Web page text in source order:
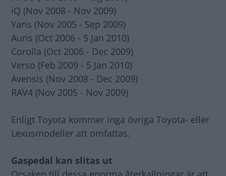
iQ (Nov 2008 - Nov 2009)
Yaris (Nov 2005 - Sep 2009)
Auris (Oct 2006 - 5 Jan 2010)
Corolla (Oct 2006 - Dec 2009)
Verso (Feb 2009 - 5 Jan 2010)
Avensis (Nov 2008 - Dec 2009)
RAV4 (Nov 2005 - Nov 2009)
Enligt Toyota kommer inga övriga Toyota- eller
Lexusmodeller att omfattas.
Gaspedal kan slitas ut